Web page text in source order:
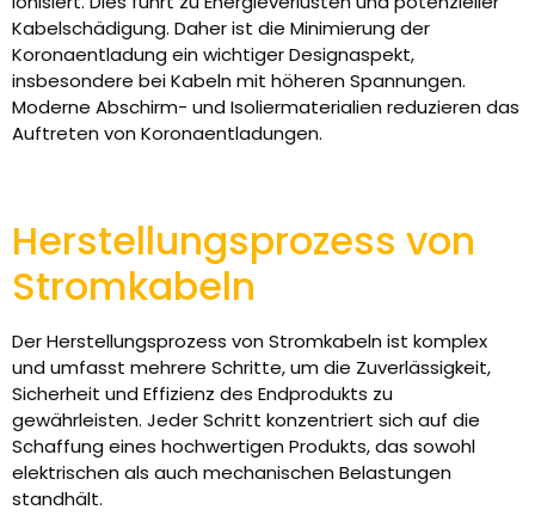
Kabelschädigung. Daher ist die Minimierung der
Koronaentladung ein wichtiger Designaspekt,
insbesondere bei Kabeln mit höheren Spannungen.
Moderne Abschirm- und Isoliermaterialien reduzieren das
Auftreten von Koronaentladungen.
Herstellungsprozess von
Stromkabeln
Der Herstellungsprozess von Stromkabeln ist komplex
und umfasst mehrere Schritte, um die Zuverlässigkeit,
Sicherheit und Effizienz des Endprodukts zu
gewährleisten. Jeder Schritt konzentriert sich auf die
Schaffung eines hochwertigen Produkts, das sowohl
elektrischen als auch mechanischen Belastungen
standhält.